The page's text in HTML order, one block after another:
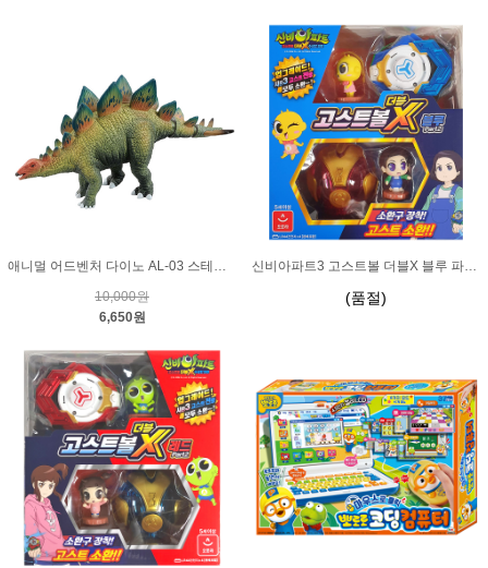
애니멀 어드벤처 다이노 AL-03 스테고사우루스
10,000원
6,650원
신비아파트3 고스트볼 더블X 블루 파트2
(품절)